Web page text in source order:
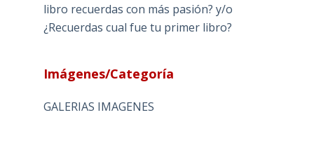
libro recuerdas con más pasión? y/o
¿Recuerdas cual fue tu primer libro?
Imágenes/Categoría
GALERIAS IMAGENES